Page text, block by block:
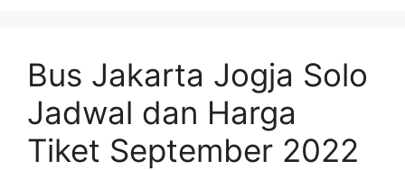
Bus Jakarta Jogja Solo
Jadwal dan Harga
Tiket September 2022